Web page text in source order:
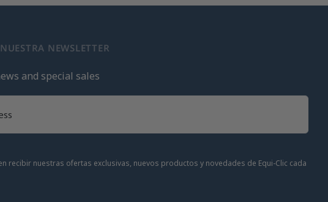
NEWSLETTER
and special sales
recibir nuestras ofertas exclusivas, nuevos productos y novedades de Equi-Clic cada